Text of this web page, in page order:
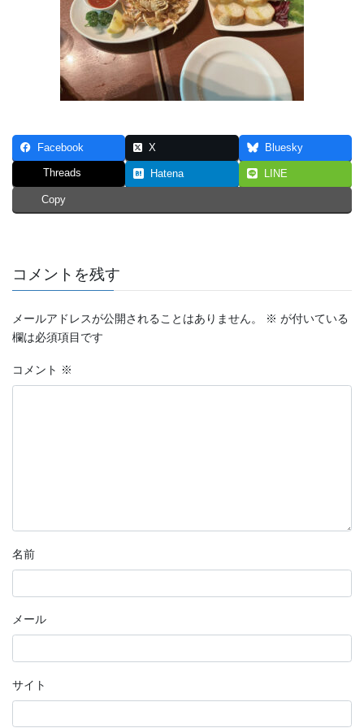
Facebook X Bluesky
Threads Hatena LINE
Copy
コメントを残す
メールアドレスが公開されることはありません。 ※ が付いている
欄は必須項目です
コメント ※
名前
メール
サイト